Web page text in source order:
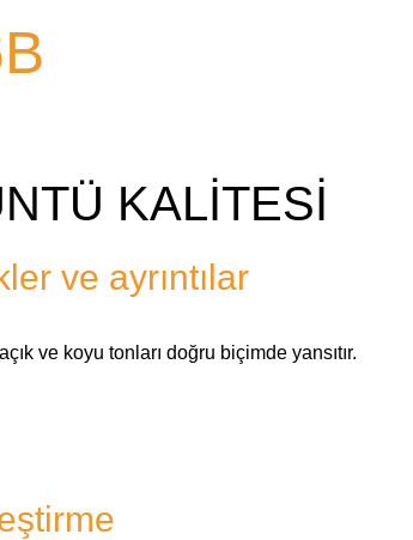
KALİTESİ
ve ayrıntılar
ve koyu tonları doğru biçimde yansıtır.